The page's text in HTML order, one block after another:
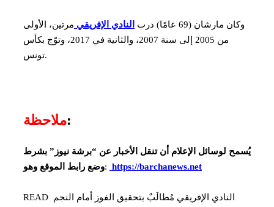
وكان مارشان (69 عامًا) درب النادي الإفريقي مرتين، الأولى
من 2005 إلى سنة 2007، والثانية في 2017، وتوّج بكأس
تونس.
ملاحظة:
يُسمح لوسائل الإعلام أن تنقل الأخبار عن “برشة نيوز” بشرط
وضع رابط الموقع وهو: https://barchanews.net
READ
النادي الإفريقي مُطالَبٌ بتحقيق الفوز أمام النجم